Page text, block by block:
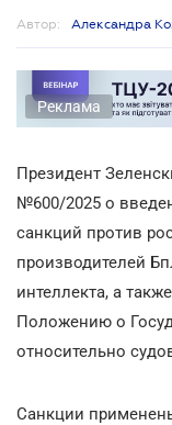
Автор: Александра
Реклама
Президент
№600/2025 о
санкций против
производителей
интеллекта, а
Положению о
относительно
Санкции